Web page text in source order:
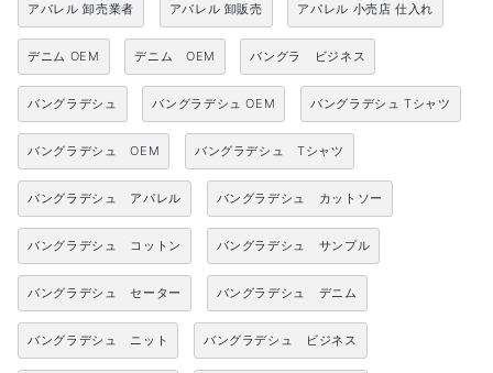
アパレル 卸売業者 アパレル 卸販売 アパレル 小売店 仕入れ
デニム OEM デニム OEM バングラ ビジネス
バングラデシュ バングラデシュ OEM バングラデシュ Tシャツ
バングラデシュ OEM バングラデシュ Tシャツ
バングラデシュ アパレル バングラデシュ カットソー
バングラデシュ コットン バングラデシュ サンプル
バングラデシュ セーター バングラデシュ デニム
バングラデシュ ニット バングラデシュ ビジネス